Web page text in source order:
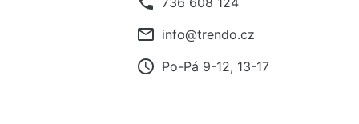
mail_outline info@trendo.cz
access_time Po-Pá 9-12, 13-17